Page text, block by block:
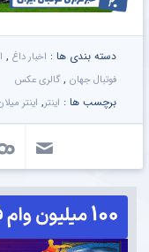
دسته بندی ها : اخبار داغ ,
فوتبال جهان , گالری عکس
برچسب ها : اینتر, اینتر